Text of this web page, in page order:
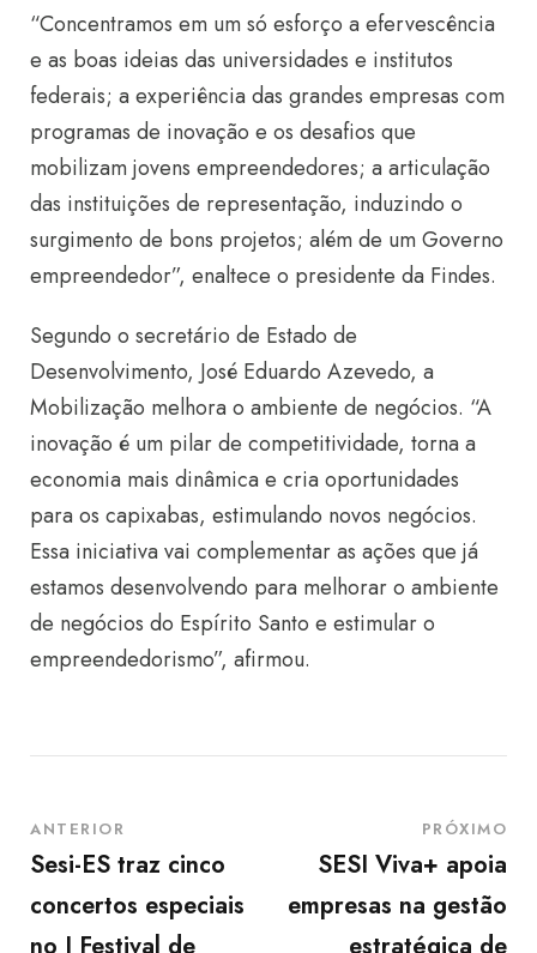
“Concentramos em um só esforço a efervescência
e as boas ideias das universidades e institutos
federais; a experiência das grandes empresas com
programas de inovação e os desafios que
mobilizam jovens empreendedores; a articulação
das instituições de representação, induzindo o
surgimento de bons projetos; além de um Governo
empreendedor”, enaltece o presidente da Findes.
Segundo o secretário de Estado de
Desenvolvimento, José Eduardo Azevedo, a
Mobilização melhora o ambiente de negócios. “A
inovação é um pilar de competitividade, torna a
economia mais dinâmica e cria oportunidades
para os capixabas, estimulando novos negócios.
Essa iniciativa vai complementar as ações que já
estamos desenvolvendo para melhorar o ambiente
de negócios do Espírito Santo e estimular o
empreendedorismo”, afirmou.
ANTERIOR
Sesi-ES traz cinco
concertos especiais
PRÓXIMO
SESI Viva+ apoia
empresas na gestão